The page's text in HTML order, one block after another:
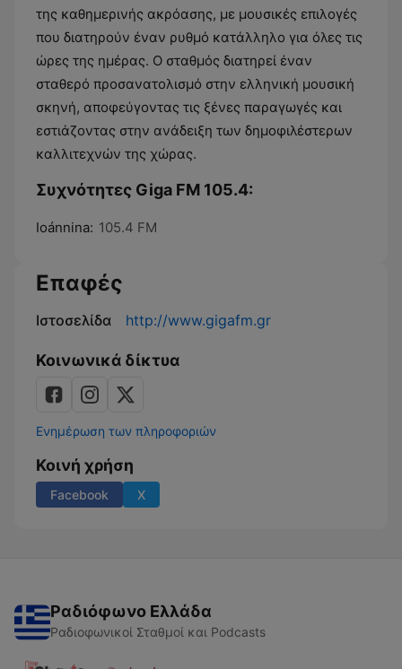
της καθημερινής ακρόασης, με μουσικές επιλογές
που διατηρούν έναν ρυθμό κατάλληλο για όλες τις
ώρες της ημέρας. Ο σταθμός διατηρεί έναν
σταθερό προσανατολισμό στην ελληνική μουσική
σκηνή, αποφεύγοντας τις ξένες παραγωγές και
εστιάζοντας στην ανάδειξη των δημοφιλέστερων
καλλιτεχνών της χώρας.
Συχνότητες Giga FM 105.4:
Ioánnina: 105.4 FM
Επαφές
Ιστοσελίδα http://www.gigafm.gr
Κοινωνικά δίκτυα
Ενημέρωση των πληροφοριών
Κοινή χρήση
Facebook X
Ραδιόφωνο Ελλάδα
Ραδιοφωνικοί Σταθμοί και Podcasts